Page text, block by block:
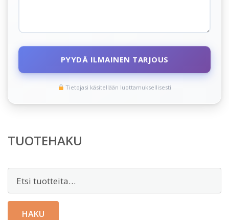
PYYDÄ ILMAINEN TARJOUS
Tietojasi käsitellään luottamuksellisesti
TUOTEHAKU
HAKU